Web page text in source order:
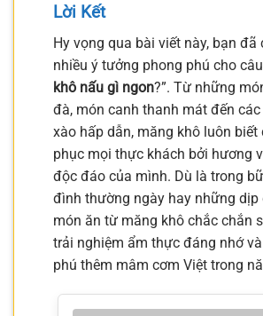
Lời Kết
Hy vọng qua bài viết này, bạn đã
nhiều ý tưởng phong phú cho
khô nấu gì ngon?”. Từ những
đà, món canh thanh mát đến
xào hấp dẫn, măng khô luôn biết
phục mọi thực khách bởi hương
độc đáo của mình. Dù là trong
đình thường ngày hay những dịp
món ăn từ măng khô chắc chắn
trải nghiệm ẩm thực đáng nhớ
phú thêm mâm cơm Việt trong